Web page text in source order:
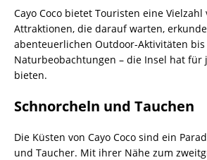
Cayo Coco bietet Touristen eine
Attraktionen, die darauf warten,
abenteuerlichen Outdoor-Aktivitäten
Naturbeobachtungen – die Insel hat für
bieten.
Schnorcheln und Tauchen
Die Küsten von Cayo Coco sind ein
und Taucher. Mit ihrer Nähe zum